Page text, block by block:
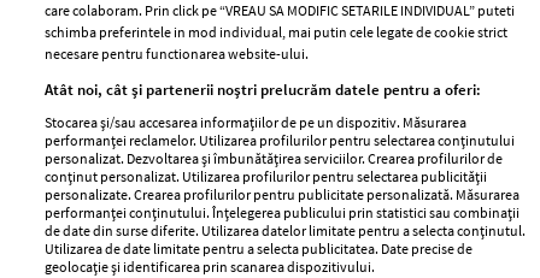
ELLE Style Awards
2024
Despre ELLE
Contact
Abonamente
Termeni si conditii
Politica de
confidențialitate
Politica de cookies
Publicitate
Stiri
Libertatea pentru
care colaboram. Prin click pe “VREAU SA MODIFIC SETARILE INDIVIDUAL” puteti
schimba preferintele in mod individual, mai putin cele legate de cookie strict
necesare pentru functionarea website-ului.
Atât noi, cât și partenerii noștri prelucrăm datele pentru a oferi:
Stocarea și/sau accesarea informațiilor de pe un dispozitiv. Măsurarea
performanței reclamelor. Utilizarea profilurilor pentru selectarea conținutului
personalizat. Dezvoltarea și îmbunătățirea serviciilor. Crearea profilurilor de
conținut personalizat. Utilizarea profilurilor pentru selectarea publicității
personalizate. Crearea profilurilor pentru publicitate personalizată. Măsurarea
performanței conținutului. Înțelegerea publicului prin statistici sau combinații
de date din surse diferite. Utilizarea datelor limitate pentru a selecta conținutul.
Utilizarea de date limitate pentru a selecta publicitatea. Date precise de
geolocație și identificarea prin scanarea dispozitivului.